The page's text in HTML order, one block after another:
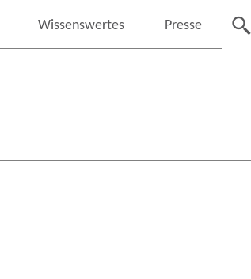
Wissenswertes Presse